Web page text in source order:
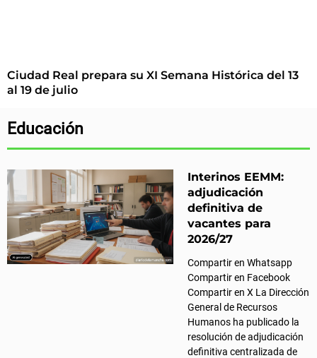
Ciudad Real prepara su XI Semana Histórica del 13
al 19 de julio
Educación
Interinos EEMM:
adjudicación
definitiva de
vacantes para
2026/27
Compartir en Whatsapp
Compartir en Facebook
Compartir en X La Dirección
General de Recursos
Humanos ha publicado la
resolución de adjudicación
definitiva centralizada de